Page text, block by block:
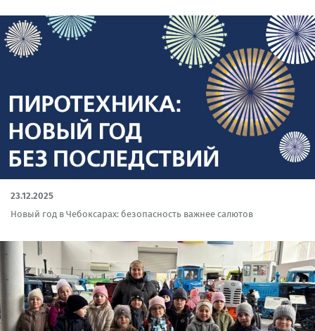
23.12.2025
Новый год в Чебоксарах: безопасность важнее салютов